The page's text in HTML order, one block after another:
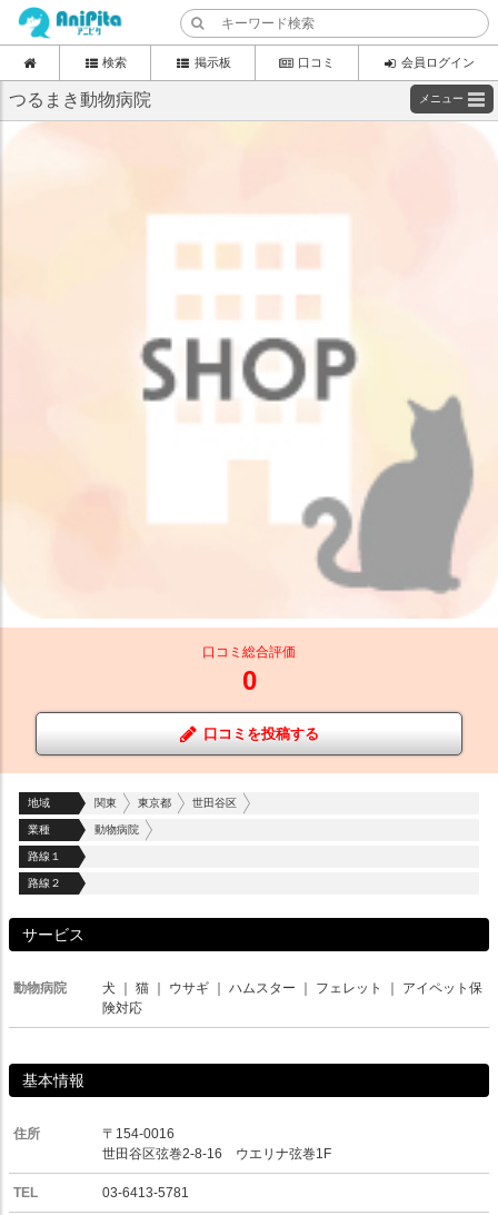
検索 掲示板 口コミ 会員ログイン
つるまき動物病院 メニュー
口コミ総合評価
0
口コミを投稿する
地域 関東 東京都 世田谷区
業種 動物病院
路線１
路線２
サービス
動物病院 犬 猫 ウサギ ハムスター フェレット
アイペット保
険対応
基本情報
住所
〒154-0016
世田谷区弦巻2-8-16 ウエリナ弦巻1F
TEL 03-6413-5781